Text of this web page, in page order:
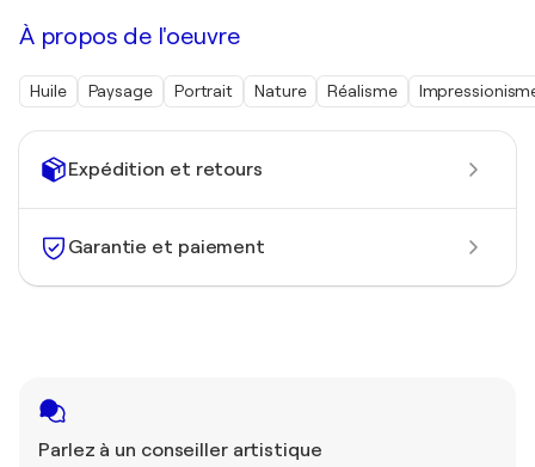
Expédition et retours
Garantie et paiement
Parlez à un conseiller artistique
À propos de l'oeuvre
Huile Paysage Portrait Nature Réalisme